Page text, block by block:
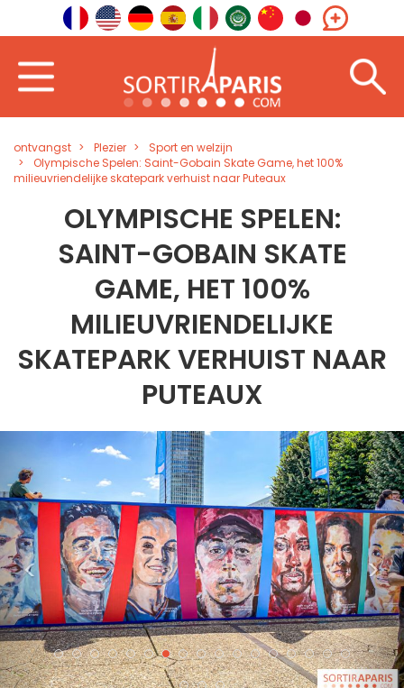
ontvangst Plezier
Sport en welzijn
Olympische Spelen: Saint-Gobain Skate Game, het 100%
milieuvriendelijke skatepark verhuist naar Puteaux
OLYMPISCHE SPELEN:
SAINT-GOBAIN SKATE
GAME, HET 100%
MILIEUVRIENDELIJKE
SKATEPARK VERHUIST NAAR
PUTEAUX
< >